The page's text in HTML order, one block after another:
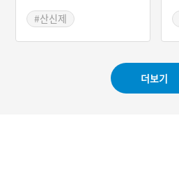
측된다. 마을제사에서 섬기
는 신은 마을 뒤쪽에 있는
국사봉의 산신이다. 산신제
제의 준비는 제관과 심부름
꾼 선출, 싸리나무 준비, 금
줄치기, 우물 청소, 황토제
#산신제
더보기